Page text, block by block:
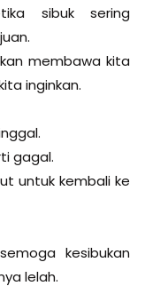
sibuk sering
membawa kita
inginkan.
gagal.
untuk kembali ke
kesibukan
lelah.